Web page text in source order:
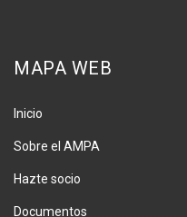
MAPA WEB
Inicio
Sobre el AMPA
Hazte socio
Documentos